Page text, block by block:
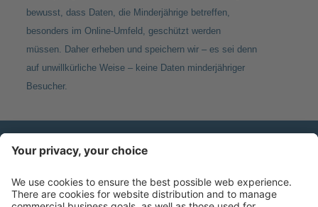
bewusst, dass Daten, die Minderjährige betreffen,
besonders im Online-Umfeld, geschützt werden
müssen. Daher erheben und speichern wir – es sei denn
auf unwillkürliche Weise – keine Daten minderjähriger
Besucher.
Weico Maschinen- & Metallbau Gmbh